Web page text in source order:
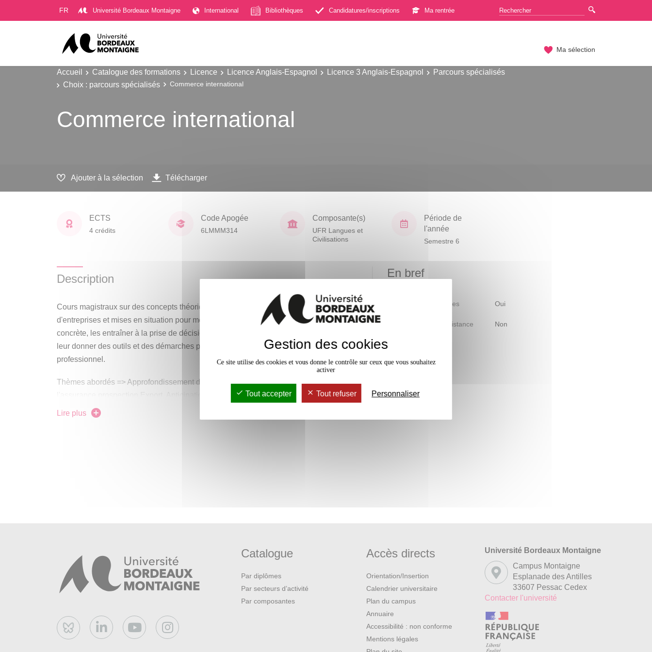
FR Université Bordeaux Montaigne International Bibliothèques Candidatures/inscriptions Ma rentrée
Ma sélection
Accueil Catalogue des formations Licence Licence Anglais-Espagnol Licence 3 Anglais-Espagnol
Parcours spécialisés
Choix : parcours spécialisés
Commerce international
Commerce international
Ajouter à la sélection Télécharger
ECTS
4 crédits
Code Apogée
6LMMM314
Composante(s)
UFR Langues et
Civilisations
Période de
l'année
Semestre 6
Description
Cours magistraux sur des concepts théoriques et outils, analyse de stratégies
d'entreprises et mises en situation pour mettre les étudiants en situation
concrète, les entraîner à la prise de décisions sur des problématiques Export et
leur donner des outils et des démarches pour faciliter leur insertion en milieu
professionnel.
Thèmes abordés => Approfondissement des incoterms ICC 2020, Calcul de
l'assurance prospection Export, Anticipation des Risques, risques financiers,
Entonnoir de conversion, Prospection, négociation et vente, Management
stratégique, Outils du marketing digital, statistiques. Compétences théoriques et
Lire plus
En bref
Mobilité d'études Oui
Accessible à distance Non
Bluesky
Catalogue
Par diplômes
Par secteurs d’activité
Par composantes
Accès directs
Orientation/Insertion
Calendrier universitaire
Plan du campus
Annuaire
Accessibilité : non conforme
Mentions légales
Université Bordeaux Montaigne
Campus Montaigne
Esplanade des Antilles
33607 Pessac Cedex
Contacter l'université
Gestion des cookies
Ce site utilise des cookies et vous donne le contrôle sur ceux que vous souhaitez
activer
Tout accepter Tout refuser Personnaliser